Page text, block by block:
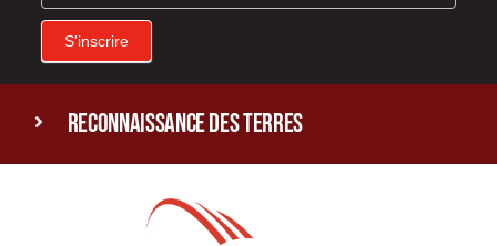
S'inscrire
reconnaissance des terres